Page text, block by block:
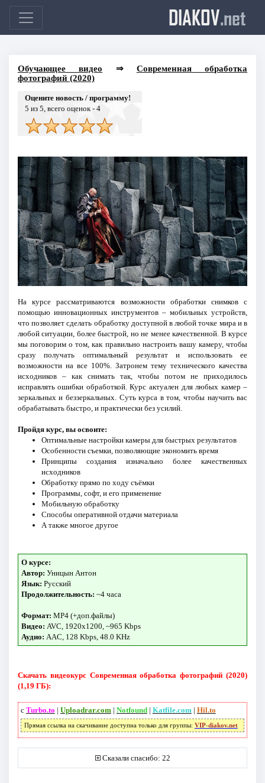
DIAKOV.net
Обучающее видео ⇒ Современная обработка
фотографий (2020)
Оцените новость / программу!
5 из 5, всего оценок - 4
На курсе рассматриваются возможности обработки снимков с
помощью инновационных инструментов – мобильных устройств,
что позволяет сделать обработку доступной в любой точке мира и в
любой ситуации, более быстрой, но не менее качественной. В курсе
мы поговорим о том, как правильно настроить вашу камеру, чтобы
сразу получать оптимальный результат и использовать ее
возможности на все 100%. Затронем тему технического качества
исходников – как снимать так, чтобы потом не приходилось
исправлять ошибки обработкой. Курс актуален для любых камер –
зеркальных и беззеркальных. Суть курса в том, чтобы научить вас
обрабатывать быстро, и практически без усилий.
Пройдя курс, вы освоите:
Оптимальные настройки камеры для быстрых результатов
Особенности съемки, позволяющие экономить время
Принципы создания изначально более качественных
исходников
Обработку прямо по ходу съёмки
Программы, софт, и его применение
Мобильную обработку
Способы оперативной отдачи материала
А также многое другое
О курсе:
Автор: Уницын Антон
Язык: Русский
Продолжительность: ~4 часа
Формат: MP4 (+доп.файлы)
Видео: AVC, 1920x1200, ~965 Kbps
Аудио: AAC, 128 Kbps, 48.0 KHz
Скачать видеокурс Современная обработка фотографий (2020)
(1,19 ГБ):
с Turbo.to | Uploadrar.com | Notfound| Katfile.com | Hil.to
Прямая ссылка на скачивание доступна только для группы: VIP-diakov.net
Сказали спасибо: 22